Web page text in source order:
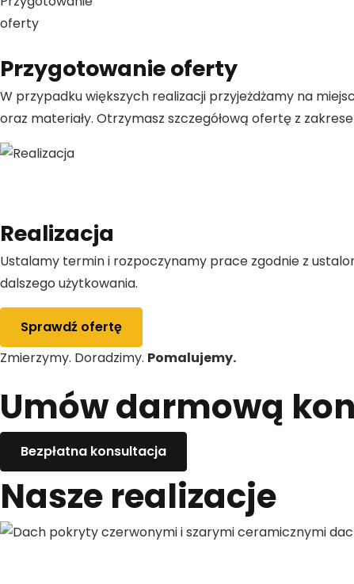
Przygotowanie oferty
W przypadku większych realizacji przyjeżdżamy na
oraz materiały. Otrzymasz szczegółową ofertę z
Realizacja
Ustalamy termin i rozpoczynamy prace zgodnie z
dalszego użytkowania.
Sprawdź ofertę
Zmierzymy. Doradzimy. Pomalujemy.
Umów darmową
Bezpłatna konsultacja
Nasze realizacje